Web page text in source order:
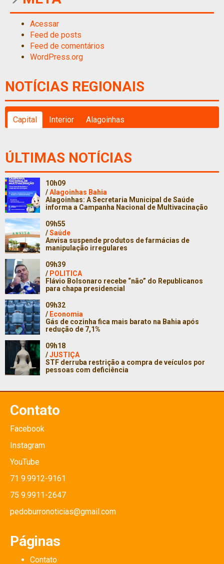
Acessar
Feed de posts
Feed de comentários
WordPress.org
NOTÍCIAS REGIONAIS
Capital Interior Alagoinhas
ÚLTIMAS NOTÍCIAS
10h09
/Alagoinhas Bahia
Alagoinhas: A Secretaria Municipal de Saúde
informa a Campanha Nacional de Multivacinação
09h55
/Saúde
Anvisa suspende produtos de farmácias de
manipulação irregulares
09h39
/ POLITICA
Flávio Bolsonaro recebe “não” do Republicanos
para chapa presidencial
09h32
/ Economia
Gás de cozinha fica mais barato na Bahia após
redução de 7,1%
09h18
/JUSTIÇA
STF derruba restrição a compra de veículos por
pessoas com deficiência
Contato
Facebook
Instagram
YouTube
71 9.9912-9161
75 9.9911-2647
pedoburronoticias@gmail.com
Páginas
Contato